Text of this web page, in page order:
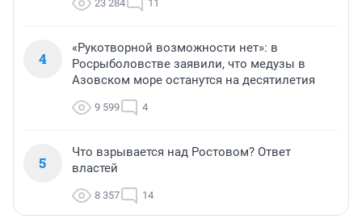
23 284 11
4
«Рукотворной возможности нет»: в
Росрыболовстве заявили, что медузы в
Азовском море останутся на десятилетия
9 599 4
5
Что взрывается над Ростовом? Ответ
властей
8 357 14